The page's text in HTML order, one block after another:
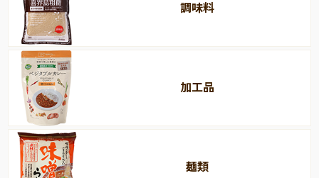
調味料
加工品
麺類